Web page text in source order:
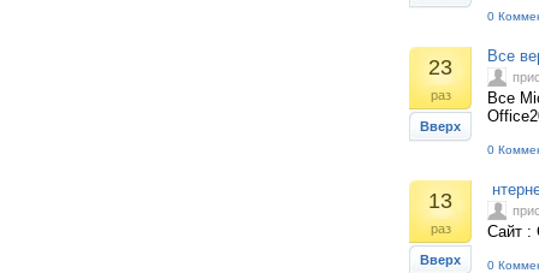
0
23
раз
Вверх
Все
Все
0
13
раз
Вверх
Сайт :
0